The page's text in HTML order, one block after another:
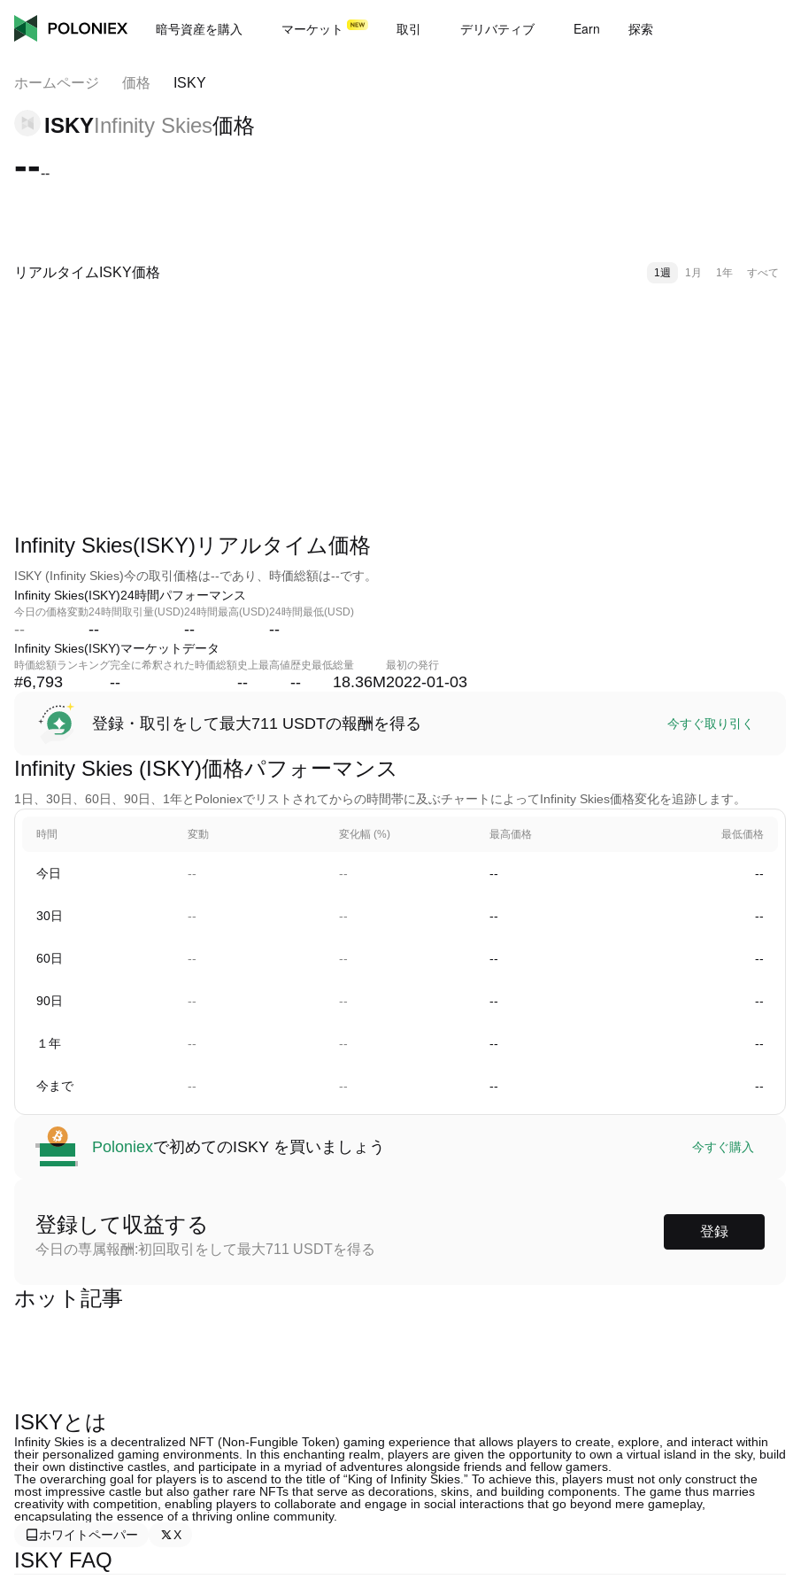
暗号資産を購入 マーケット 取引 デリバティブ Earn 探索
ホームページ 価格 ISKY
ISKYInfinity Skies価格
----
リアルタイムISKY価格 1週 1月 1年 すべて
Infinity Skies(ISKY)リアルタイム価格
ISKY (Infinity Skies)今の取引価格は--であり、時価総額は--です。
Infinity Skies(ISKY)24時間パフォーマンス
今日の価格変動
--
24時間取引量(USD)
--
24時間最高(USD)
--
24時間最低(USD)
--
Infinity Skies(ISKY)マーケットデータ
時価総額ランキング
#6,793
完全に希釈された時価総額
--
史上最高値
--
歴史最低
--
総量
18.36M
最初の発行
2022-01-03
登録・取引をして最大711 USDTの報酬を得る 今すぐ取り引く
Infinity Skies (ISKY)価格パフォーマンス
1日、30日、60日、90日、1年とPoloniexでリストされてからの時間帯に及ぶチャートによってInfinity Skies価格変化を追跡します。
時間 変動 変化幅 (%) 最高価格 最低価格
今日 -- -- -- --
30日 -- -- -- --
60日 -- -- -- --
90日 -- -- -- --
１年 -- -- -- --
今まで -- -- -- --
Poloniexで初めてのISKY を買いましょう 今すぐ購入
登録して収益する
今日の専属報酬:初回取引をして最大711 USDTを得る
登録
ホット記事
ISKYとは
Infinity Skies is a decentralized NFT (Non-Fungible Token) gaming experience that allows players to create, explore, and interact within
their personalized gaming environments. In this enchanting realm, players are given the opportunity to own a virtual island in the sky, build
their own distinctive castles, and participate in a myriad of adventures alongside friends and fellow gamers.
The overarching goal for players is to ascend to the title of “King of Infinity Skies.” To achieve this, players must not only construct the
most impressive castle but also gather rare NFTs that serve as decorations, skins, and building components. The game thus marries
creativity with competition, enabling players to collaborate and engage in social interactions that go beyond mere gameplay,
encapsulating the essence of a thriving online community.
ホワイトペーパー
X
ISKY FAQ